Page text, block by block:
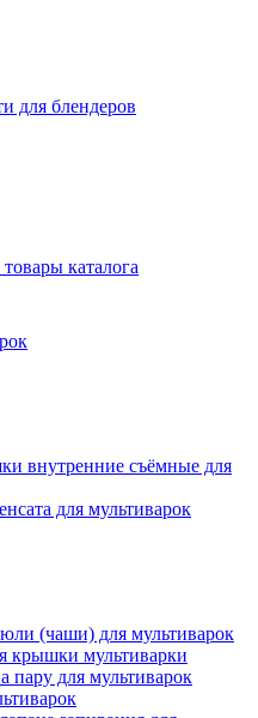
для блендеров
каталога
внутренние съёмные для
для мультиварок
(чаши) для мультиварок
крышки мультиварки
пару для мультиварок